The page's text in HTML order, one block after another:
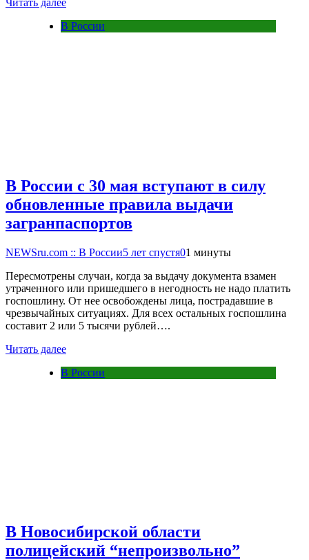
Читать далее
В России
В России с 30 мая вступают в силу
обновленные правила выдачи
загранпаспортов
NEWSru.com :: В России5 лет спустя01 минуты
Пересмотрены случаи, когда за выдачу документа взамен
утраченного или пришедшего в негодность не надо платить
госпошлину. От нее освобождены лица, пострадавшие в
чрезвычайных ситуациях. Для всех остальных госпошлина
составит 2 или 5 тысячи рублей….
Читать далее
В России
В Новосибирской области
полицейский “непроизвольно”